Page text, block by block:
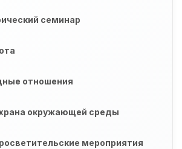
семинар
отношения
окружающей среды
мероприятия